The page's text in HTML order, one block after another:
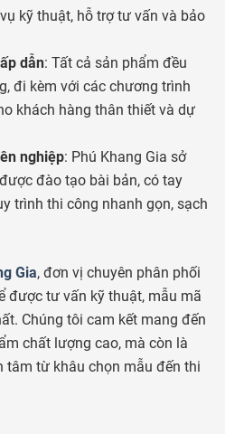
kỹ thuật, hỗ trợ tư vấn và bảo
dẫn: Tất cả sản phẩm đều
đi kèm với các chương trình
khách hàng thân thiết và dự
nghiệp: Phú Khang Gia sở
đào tạo bài bản, có tay
trình thi công nhanh gọn, sạch
Gia, đơn vị chuyên phân phối
được tư vấn kỹ thuật, mẫu mã
Chúng tôi cam kết mang đến
chất lượng cao, mà còn là
tâm từ khâu chọn mẫu đến thi